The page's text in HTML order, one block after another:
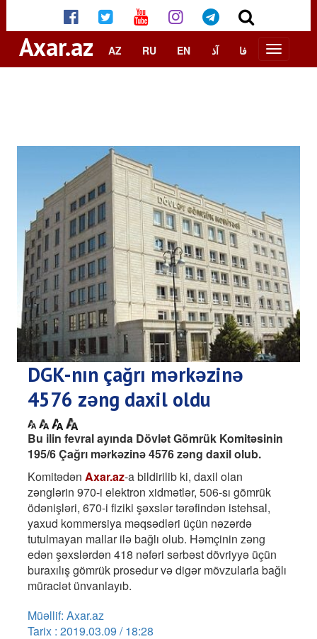
Axar.az AZ RU EN آذ فا
DGK-nın çağrı mərkəzinə
4576 zəng daxil oldu
Bu ilin fevral ayında Dövlət Gömrük Komitəsinin
195/6 Çağrı mərkəzinə 4576 zəng daxil olub.
Komitədən Axar.az-a bildirilib ki, daxil olan
zənglərin 970-i elektron xidmətlər, 506-sı gömrük
ödənişləri, 670-i fiziki şəxslər tərəfindən istehsal,
yaxud kommersiya məqsədləri üçün nəzərdə
tutulmayan mallar ilə bağlı olub. Həmçinin zəng
edən şəxslərdən 418 nəfəri sərbəst dövriyyə üçün
buraxılış gömrük prosedur və digər mövzularla bağlı
müraciət ünvanlayıb.
Müəllif: Axar.az
Tarix : 2019.03.09 / 18:28